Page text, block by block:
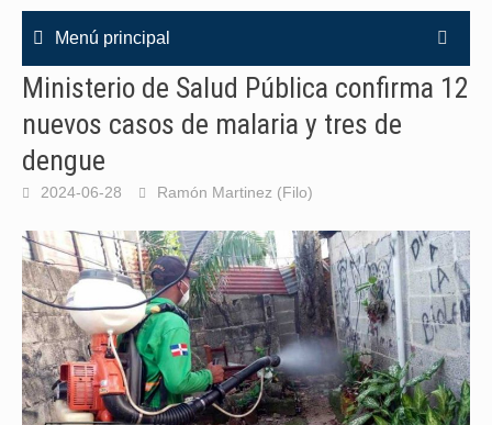
Menú principal
Ministerio de Salud Pública confirma 12
nuevos casos de malaria y tres de
dengue
2024-06-28 Ramón Martinez (Filo)